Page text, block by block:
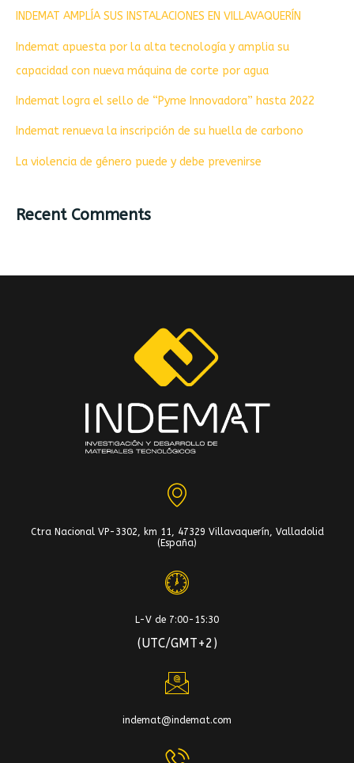
INDEMAT AMPLÍA SUS INSTALACIONES EN VILLAVAQUERÍN
Indemat apuesta por la alta tecnología y amplia su
capacidad con nueva máquina de corte por agua
Indemat logra el sello de “Pyme Innovadora” hasta 2022
Indemat renueva la inscripción de su huella de carbono
La violencia de género puede y debe prevenirse
Recent Comments
Ctra Nacional VP-3302, km 11, 47329 Villavaquerín, Valladolid
(España)
L-V de 7:00-15:30
(UTC/GMT+2)
indemat@indemat.com